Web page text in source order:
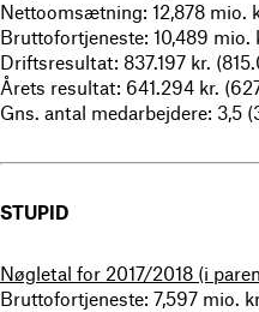
Nettoomsætning: 12,878 mio.
Bruttofortjeneste: 10,489 mio.
Driftsresultat: 837.197 kr.
Årets resultat: 641.294 kr.
Gns. antal medarbejdere: 3,5
STUPID
Nøgletal for 2017/2018 (i
Bruttofortjeneste: 7,597 mio.